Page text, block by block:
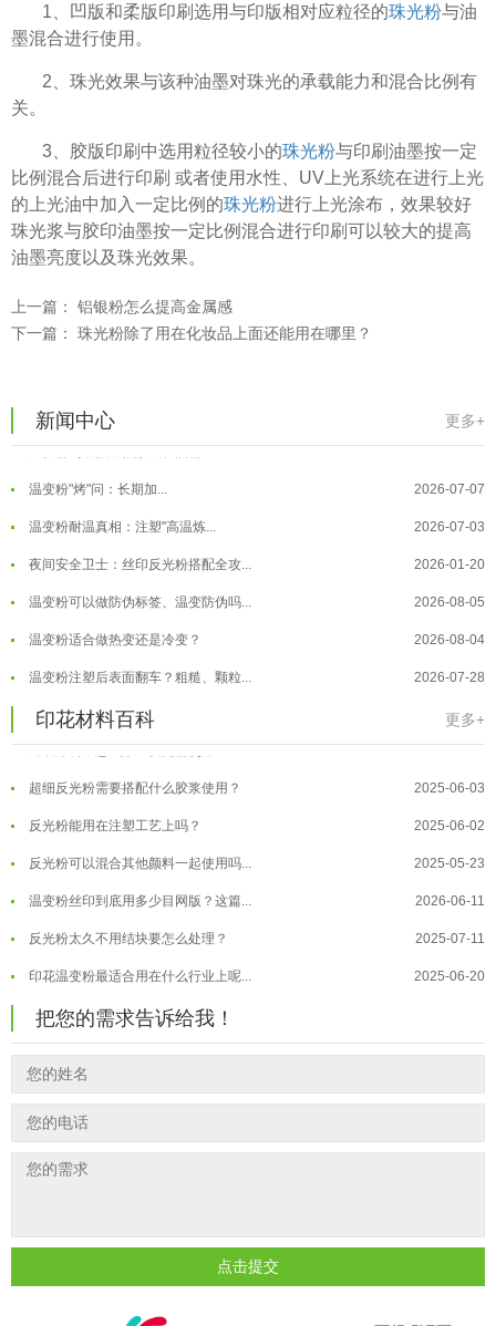
1、凹版和柔版印刷选用与印版相对应粒径的珠光粉与油
墨混合进行使用。
2、珠光效果与该种油墨对珠光的承载能力和混合比例有
关。
3、胶版印刷中选用粒径较小的珠光粉与印刷油墨按一定
比例混合后进行印刷 或者使用水性、UV上光系统在进行上光
的上光油中加入一定比例的珠光粉进行上光涂布，效果较好
珠光浆与胶印油墨按一定比例混合进行印刷可以较大的提高
油墨亮度以及珠光效果。
上一篇： 铝银粉怎么提高金属感
下一篇： 珠光粉除了用在化妆品上面还能用在哪里？
新闻中心 更多+
温变粉可以做防伪标签、温变防伪吗... 2026-08-05
温变粉适合做热变还是冷变？
温变粉保质期有多久？开封后如何保...
温变粉到底怕不怕酸碱和酒精？ 2026-07-09
温变粉"烤"问：长期加... 2026-07-07
温变粉耐温真相：注塑"高温炼... 2026-07-03
夜间安全卫士：丝印反光粉搭配全攻... 2026-01-20
温变粉可以做防伪标签、温变防伪吗... 2026-08-05
温变粉适合做热变还是冷变？ 2026-08-04
温变粉注塑后表面翻车？粗糙、颗粒... 2026-07-28
温变粉保质期有多久？开封后如何保...
温变粉大批量保存指南｜做对这几步... 2026-07-17
温变粉"罢工"指南：为... 2026-07-10
温变粉到底怕不怕酸碱和酒精？ 2026-07-09
温变粉"烤"问：长期加... 2026-07-07
温变粉耐温真相：注塑"高温炼... 2026-07-03
夜间安全卫士：丝印反光粉搭配全攻... 2026-01-20
印花材料百科 更多+
外墙涂料中怎么添加反光粉使用？ 2025-06-05
超细反光粉需要搭配什么胶浆使用？ 2025-06-03
反光粉能用在注塑工艺上吗？ 2025-06-02
反光粉可以混合其他颜料一起使用吗... 2025-05-23
温变粉丝印到底用多少目网版？这篇... 2026-06-11
反光粉太久不用结块要怎么处理？ 2025-07-11
印花温变粉最适合用在什么行业上呢... 2025-06-20
油性反光粉怎么印花效果最好？
超细反光粉怎么印牢度才会更好？ 2025-06-11
反光粉是永久有效的吗？能用多久？
外墙涂料中怎么添加反光粉使用？
超细反光粉需要搭配什么胶浆使用？ 2025-06-03
把您的需求告诉给我！
点击提交